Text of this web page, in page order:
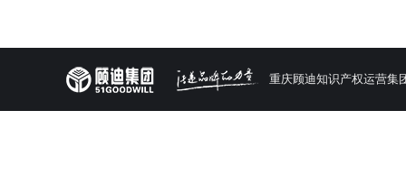
重庆顾迪知识产权运营集